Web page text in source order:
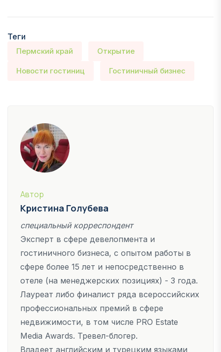
Теги
Пермский край Открытие
Новости гостиниц Гостиничный бизнес
Автор
Кристина Голубева
специальный корреспондент
Эксперт в сфере девелопмента и
гостиничного бизнеса, с опытом работы в
сфере более 15 лет и непосредственно в
отеле (на менеджерских позициях) - 3 года.
Лауреат либо финалист ряда всероссийских
профессиональных премий в сфере
недвижимости, в том числе PRO Estate
Media Awards. Тревел-блогер.
Владеет английским и турецким языками